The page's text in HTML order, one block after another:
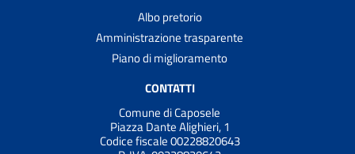
Albo pretorio
Amministrazione trasparente
Piano di miglioramento
CONTATTI
Comune di Caposele
Piazza Dante Alighieri, 1
Codice fiscale 00228820643